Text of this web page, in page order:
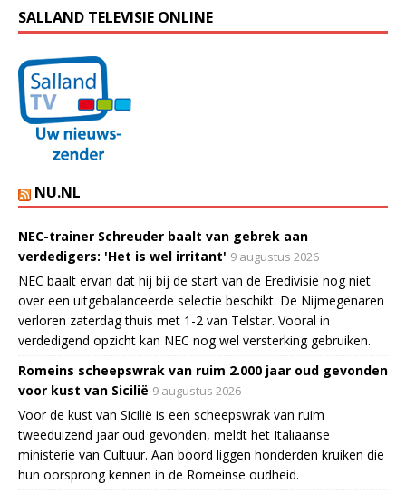
SALLAND TELEVISIE ONLINE
NU.NL
NEC-trainer Schreuder baalt van gebrek aan
verdedigers: 'Het is wel irritant' 9 augustus 2026
NEC baalt ervan dat hij bij de start van de Eredivisie nog niet
over een uitgebalanceerde selectie beschikt. De Nijmegenaren
verloren zaterdag thuis met 1-2 van Telstar. Vooral in
verdedigend opzicht kan NEC nog wel versterking gebruiken.
Romeins scheepswrak van ruim 2.000 jaar oud gevonden
voor kust van Sicilië 9 augustus 2026
Voor de kust van Sicilië is een scheepswrak van ruim
tweeduizend jaar oud gevonden, meldt het Italiaanse
ministerie van Cultuur. Aan boord liggen honderden kruiken die
hun oorsprong kennen in de Romeinse oudheid.